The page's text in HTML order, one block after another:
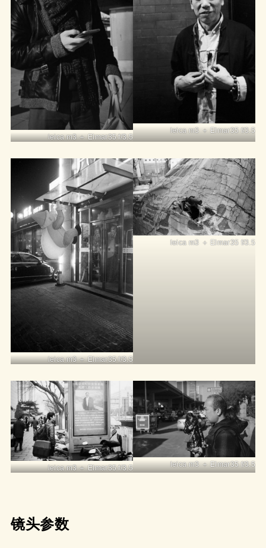
leica m3 ＋ Elmar35 f/3.5
leica m3 ＋ Elmar35 f/3.5
leica m3 ＋ Elmar35 f/3.5
leica m3 ＋ Elmar35 f/3.5
leica m3 ＋ Elmar35 f/3.5 leica m3 ＋ Elmar35 f/3.5
镜头参数